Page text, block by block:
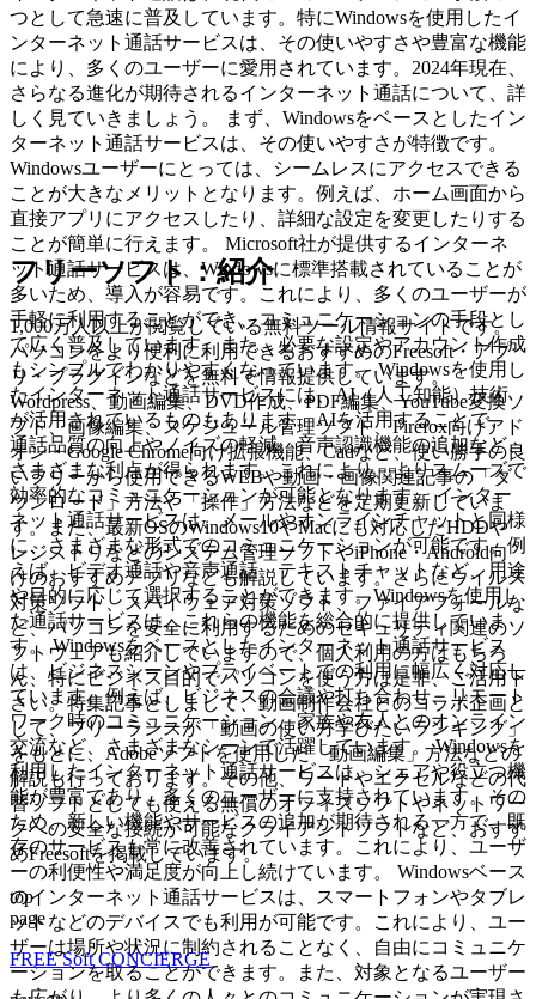
つとして急速に普及しています。特にWindowsを使用したイ
ンターネット通話サービスは、その使いやすさや豊富な機能
により、多くのユーザーに愛用されています。2024年現在、
さらなる進化が期待されるインターネット通話について、詳
しく見ていきましょう。 まず、Windowsをベースとしたイン
ターネット通話サービスは、その使いやすさが特徴です。
Windowsユーザーにとっては、シームレスにアクセスできる
ことが大きなメリットとなります。例えば、ホーム画面から
直接アプリにアクセスしたり、詳細な設定を変更したりする
ことが簡単に行えます。 Microsoft社が提供するインターネ
ット通話サービスは、Windowsに標準搭載されていることが
多いため、導入が容易です。これにより、多くのユーザーが
手軽に利用することができ、コミュニケーションの手段とし
て広く普及しています。また、必要な設定やアカウント作成
もシンプルでわかりやすくなっています。 Windowsを使用し
たインターネット通話サービスには、AI（人工知能）技術
が活用されているものもあります。AIを活用することで、
通話品質の向上やノイズの軽減、音声認識機能の追加など、
さまざまな利点が得られます。これにより、よりスムーズで
効率的なコミュニケーションが可能となります。 インター
ネット通話サービスは、メールやオンラインチャットと同様
に、さまざまな形式でのコミュニケーションが可能です。例
えば、ビデオ通話や音声通話、テキストチャットなど、用途
や目的に応じて選択することができます。Windowsを使用し
た通話サービスは、これらの機能を総合的に提供していま
す。 Windowsをベースとしたインターネット通話サービス
は、ビジネスシーンやプライベートでの利用に幅広く対応し
ています。例えば、ビジネスの会議や打ち合わせ、リモート
ワーク時のコミュニケーション、家族や友人とのオンライン
交流など、さまざまなシーンで活躍しています。 Windowsを
利用したインターネット通話サービスは、シェアや役立つ機
能が豊富であり、多くのユーザーに支持されています。その
ため、新しい機能やサービスの追加が期待される一方で、既
存のサービスも常に改善されています。これにより、ユーザ
ーの利便性や満足度が向上し続けています。 Windowsベース
のインターネット通話サービスは、スマートフォンやタブレ
ットなどのデバイスでも利用が可能です。これにより、ユー
ザーは場所や状況に制約されることなく、自由にコミュニケ
ーションを取ることができます。また、対象となるユーザー
フリーソフト：紹介
1,000万人以上が閲覧している無料ツール情報サイトです。
パソコンをより便利に利用できるおすすめのFreesoft・アプ
リ・プラグインなどを無料で情報提供しています。
Wordpress、動画編集、DVD作成、PDF編集、YouTube変換ソ
フト、画像編集、スケジュール管理ソフト、Firefox向けアド
オン・Google Chrome向け拡張機能、Cadなど、使い勝手の良
いフリーから使用できるWEBや動画・画像関連記事の「ダ
ウンロード」方法や「操作」方法などを定期更新していま
す。また、最新OSのWindows10やMacにも対応したHDDや
レジストリなどのシステム管理ソフトやiPhone・Android向
けのおすすめアプリなども解説しています。さらにウイルス
対策ソフト、スパイウェア対策ソフト、ファイアフォールな
ど、パソコンを安全に利用するためのセキュリティ関連のソ
フトウェアも紹介していますので、個人利用の方はもちろ
ん、特にビジネス目的でパソコンを使う方は是非、ご活用下
さい。特集記事としまして、動画制作会社とのコラボ企画と
して、フリーランスが「動画の使い方学びたいランキング」
をもとに、Adobeソフトを使用した「動画編集」方法などの
解説も行っております。その他、ワードやエクセルなどの代
替ソフトとしても使える無償のオフィスソフトやネットワー
クへの安全な接続が可能なクライアントソフトなど、おすす
めFreesoftを掲載しています。
top
page
FREE Soft CONCIERGE